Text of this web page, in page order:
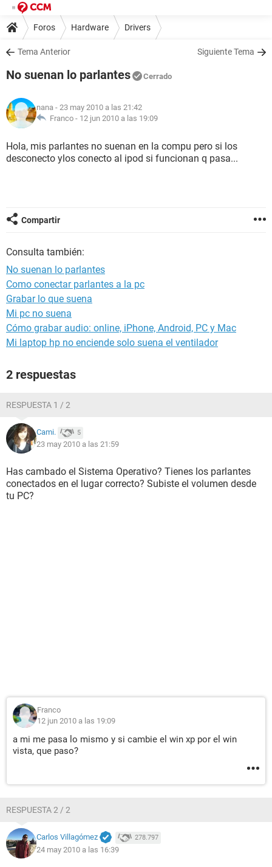
Foros Hardware Drivers
Tema Anterior Siguiente Tema
No suenan lo parlantes Cerrado
nana - 23 may 2010 a las 21:42
Franco - 12 jun 2010 a las 19:09
Hola, mis parlantes no suenan en la compu pero si los
desconecto ylos conecto al ipod si funcionan q pasa...
Compartir
Consulta también:
No suenan lo parlantes
Como conectar parlantes a la pc
Grabar lo que suena
Mi pc no suena
Cómo grabar audio: online, iPhone, Android, PC y Mac
Mi laptop hp no enciende solo suena el ventilador
2 respuestas
RESPUESTA 1 / 2
Cami. 5
23 may 2010 a las 21:59
Has cambado el Sistema Operativo? Tienes los parlantes
conectados en el lugar correcto? Subiste el volumen desde
tu PC?
Franco
12 jun 2010 a las 19:09
a mi me pasa lo mismo y si cambie el win xp por el win
vista, que paso?
RESPUESTA 2 / 2
Carlos Villagómez 278.797
24 may 2010 a las 16:39